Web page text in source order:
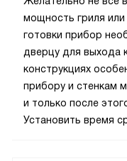
мощность гриля
готовки прибор
дверцу для выхода
конструкциях
прибору и стенкам
и только после
Установить время